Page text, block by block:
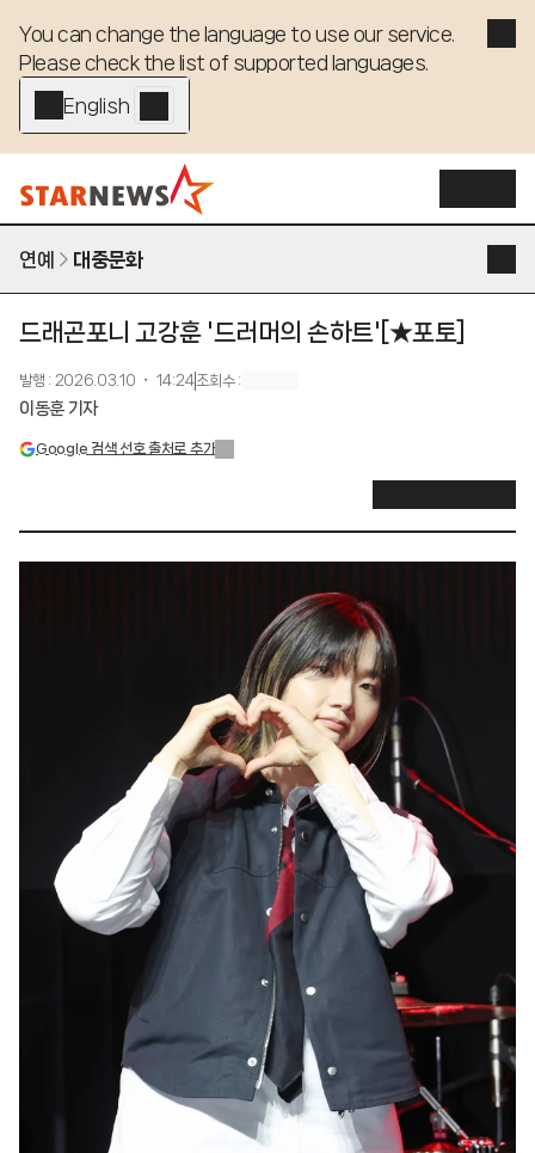
You can change the language to use our service.
Please check the list of supported languages.
English - EN
연예 대중문화
드래곤포니 고강훈 '드러머의 손하트'[★포토]
발행 : 2026.03.10 ・ 14:24조회수:
이동훈 기자
Google 검색 선호 출처로 추가